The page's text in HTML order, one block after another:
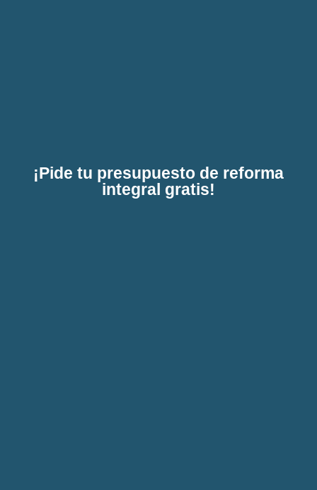
¡Pide tu presupuesto de reforma
integral gratis!